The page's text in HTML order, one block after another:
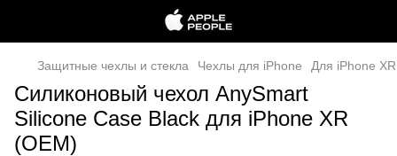
Защитные чехлы и стекла Чехлы для iPhone Для iPhone XR
Силиконовый чехол AnySmart
Silicone Case Black для iPhone XR
(OEM)